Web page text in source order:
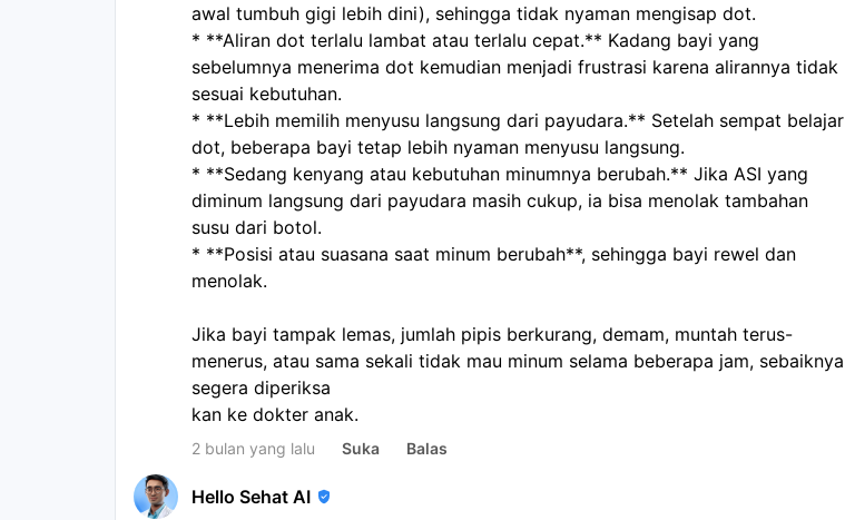
awal tumbuh gigi lebih dini), sehingga tidak nyaman mengisap dot.
* **Aliran dot terlalu lambat atau terlalu cepat.** Kadang bayi yang
sebelumnya menerima dot kemudian menjadi frustrasi karena alirannya tidak
sesuai kebutuhan.
* **Lebih memilih menyusu langsung dari payudara.** Setelah sempat belajar
dot, beberapa bayi tetap lebih nyaman menyusu langsung.
* **Sedang kenyang atau kebutuhan minumnya berubah.** Jika ASI yang
diminum langsung dari payudara masih cukup, ia bisa menolak tambahan
susu dari botol.
* **Posisi atau suasana saat minum berubah**, sehingga bayi rewel dan
menolak.
Jika bayi tampak lemas, jumlah pipis berkurang, demam, muntah terus-
menerus, atau sama sekali tidak mau minum selama beberapa jam, sebaiknya
segera diperiksa
kan ke dokter anak.
2 bulan yang lalu Suka Balas
Hello Sehat AI